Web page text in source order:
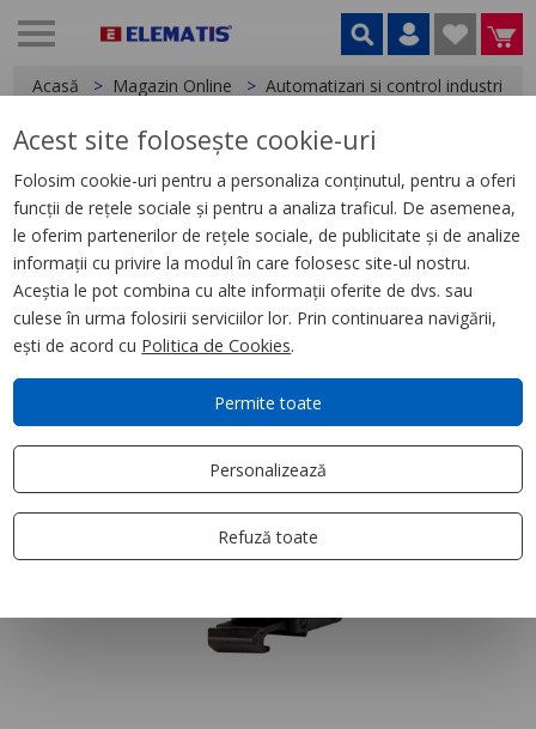
Acasă Magazin Online Automatizari si control industrial
< Butoane si lampi
LED cu fixare frontala, rosu
Acest site folosește cookie-uri
Folosim cookie-uri pentru a personaliza conținutul, pentru a oferi
funcții de rețele sociale și pentru a analiza traficul. De asemenea,
le oferim partenerilor de rețele sociale, de publicitate și de analize
informații cu privire la modul în care folosesc site-ul nostru.
Aceștia le pot combina cu alte informații oferite de dvs. sau
culese în urma folosirii serviciilor lor. Prin continuarea navigării,
ești de acord cu Politica de Cookies.
Permite toate
Personalizează
Refuză toate